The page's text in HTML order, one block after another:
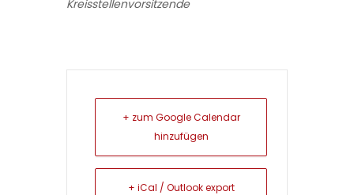
Kreisstellenvorsitzende
+ zum Google Calendar
hinzufügen
+ iCal / Outlook export